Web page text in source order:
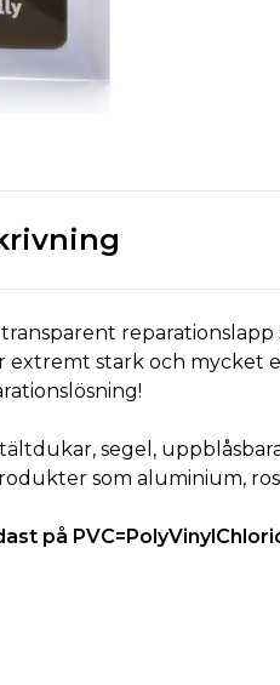
extremt stark och mycket
segel,
som aluminium,
på